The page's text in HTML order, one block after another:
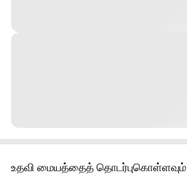
உதவி மையத்தைத் தொடர்புகொள்ளவும்